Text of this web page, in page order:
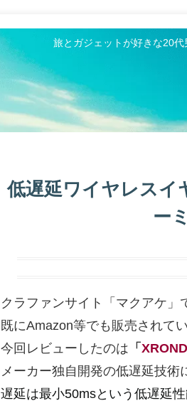
旅とガジェットが好きな20
低遅延ワイヤレス
ー
クラファンサイト「マクアケ」
既にAmazon等でも販売されてい
今回レビューしたのは 「
メーカー独自開発の低遅延技術
遅延は最小50msという低遅延性